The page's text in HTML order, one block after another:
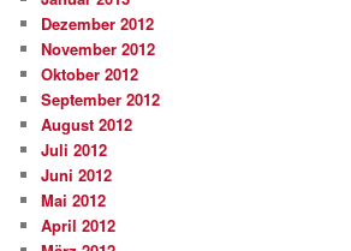
Dezember 2012
November 2012
Oktober 2012
September 2012
August 2012
Juli 2012
Juni 2012
Mai 2012
April 2012